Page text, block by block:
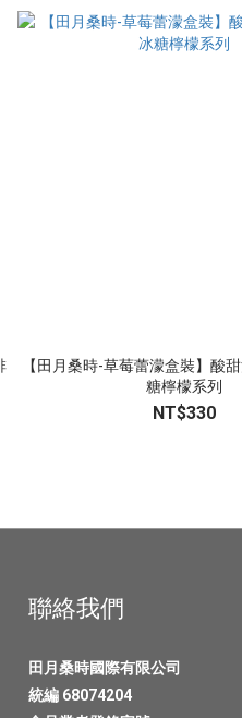
【田月桑時-草莓蕾濛盒裝】酸
糖檸檬系列
NT$330
聯絡我們
田月桑時國際有限公司
統編 68074204